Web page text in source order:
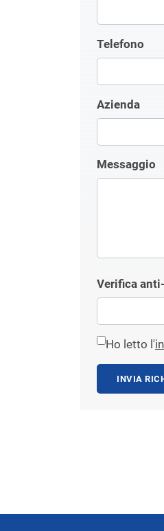
Telefono
Azienda
Messaggio
Verifica
Ho letto l'
INVIA